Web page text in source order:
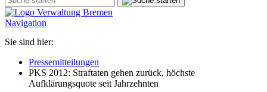
Navigation
Sie sind hier:
Pressemitteilungen
PKS 2012: Straftaten gehen zurück, höchste
Aufklärungsquote seit Jahrzehnten